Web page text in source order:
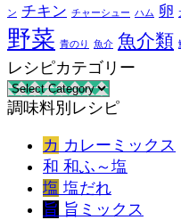
ン
チキン チャーシュー ハム 卵
野菜 青のり 魚介 魚介類
レシピカテゴリー
レ
シ
調味料別レシピ
カ カレーミックス
和 和ふ～塩
塩 塩だれ
旨 旨ミックス